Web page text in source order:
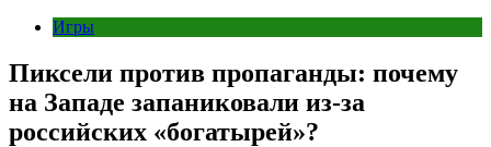
Игры
Пиксели против пропаганды: почему
на Западе запаниковали из-за
российских «богатырей»?